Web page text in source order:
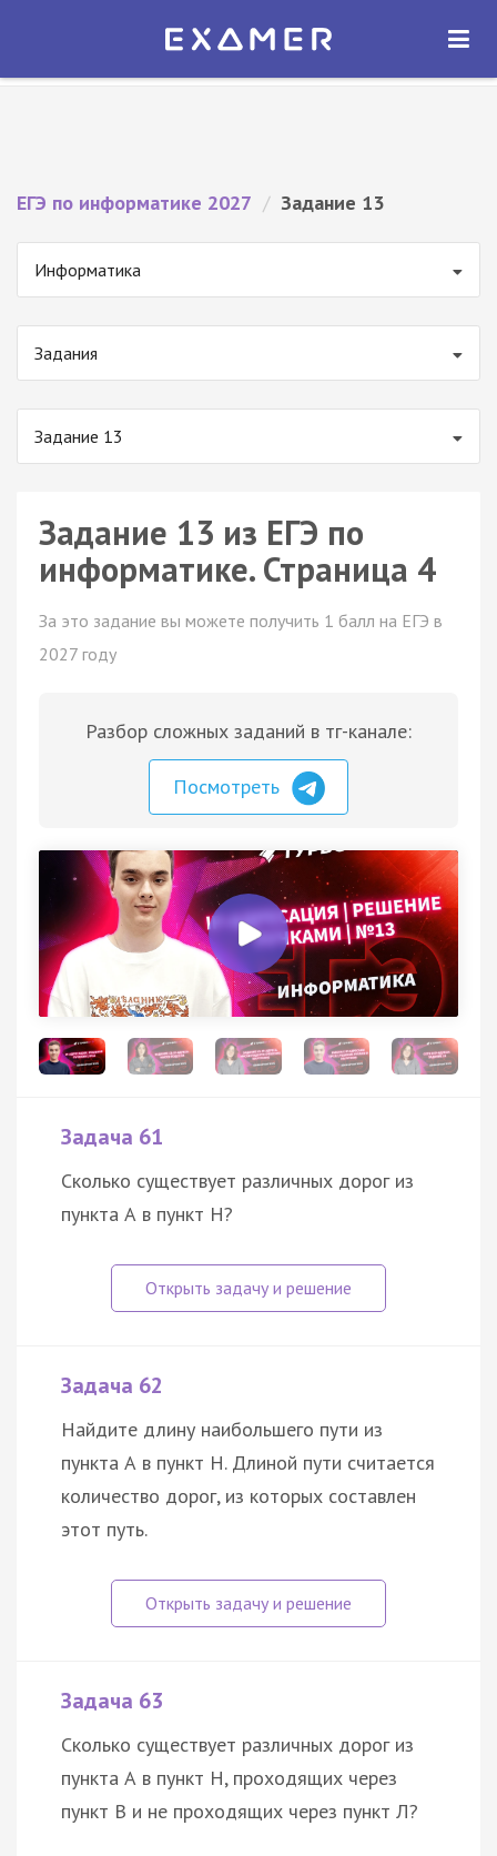
Экзамер — ЕГЭ 2027
ОТКРЫТЬ
ЕГЭ по информатике 2027 / Задание 13
Информатика
Задания
Задание 13
Задание 13 из ЕГЭ по
информатике. Страница 4
За это задание вы можете получить 1 балл на ЕГЭ в
2027 году
Разбор сложных заданий в тг-канале:
Посмотреть
Задача 61
Сколько существует различных дорог из
пункта А в пункт Н?
Задача 62
Найдите длину наибольшего пути из
пункта А в пункт Н. Длиной пути считается
количество дорог, из которых составлен
этот путь.
Задача 63
Сколько существует различных дорог из
пункта А в пункт Н, проходящих через
пункт В и не проходящих через пункт Л?